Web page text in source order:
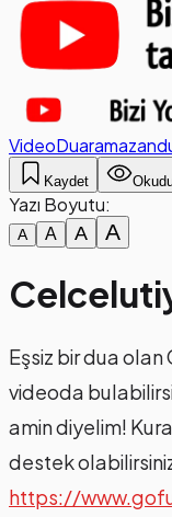
VideoDuaramazan
Kaydet
Yazı Boyutu:
A A A A
Eşsiz bir dua olan
videoda
amin diyelim!
destek
https://